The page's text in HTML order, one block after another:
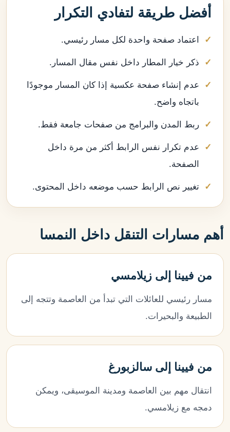
أفضل طريقة لتفادي التكرار
اعتماد صفحة واحدة لكل مسار رئيسي.
ذكر خيار المطار داخل نفس مقال المسار.
عدم إنشاء صفحة عكسية إذا كان المسار موجودًا
باتجاه واضح.
ربط المدن والبرامج من صفحات جامعة فقط.
عدم تكرار نفس الرابط أكثر من مرة داخل
الصفحة.
تغيير نص الرابط حسب موضعه داخل المحتوى.
أهم مسارات التنقل داخل النمسا
من فيينا إلى زيلامسي
مسار رئيسي للعائلات التي تبدأ من العاصمة وتتجه إلى
الطبيعة والبحيرات.
من فيينا إلى سالزبورغ
انتقال مهم بين العاصمة ومدينة الموسيقى، ويمكن
دمجه مع زيلامسي.